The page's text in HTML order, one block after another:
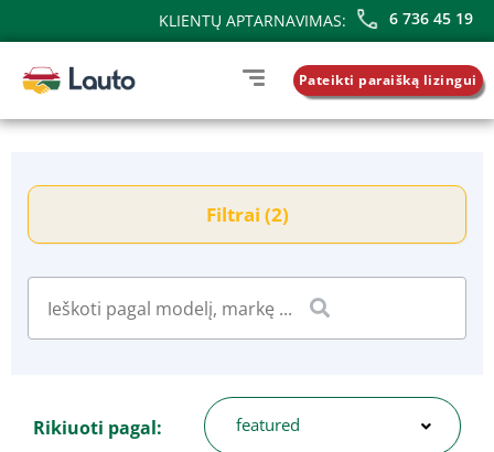
KLIENTŲ APTARNAVIMAS: 6 736 45 19
Pateikti paraišką lizingui
Filtrai (2)
Rikiuoti pagal: featured